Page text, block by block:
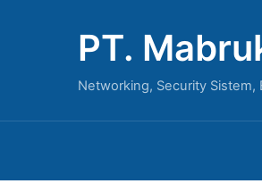
PT.
Networking, Security